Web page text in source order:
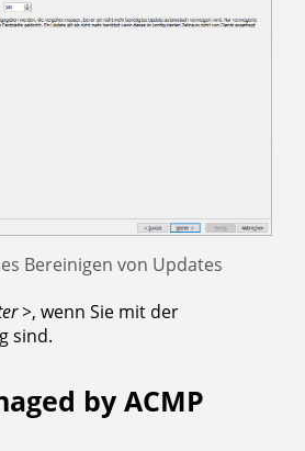
Bereinigen von Updates
>, wenn Sie mit der
sind.
by ACMP